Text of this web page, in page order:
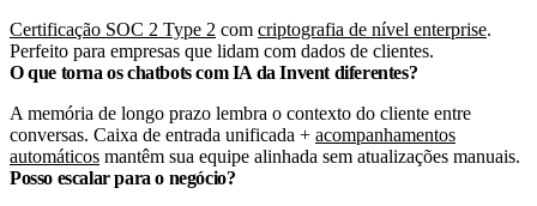
Certificação SOC 2 Type 2 com criptografia de nível enterprise.
Perfeito para empresas que lidam com dados de clientes.
O que torna os chatbots com IA da Invent diferentes?
A memória de longo prazo lembra o contexto do cliente entre
conversas. Caixa de entrada unificada + acompanhamentos
automáticos mantêm sua equipe alinhada sem atualizações manuais.
Posso escalar para o negócio?